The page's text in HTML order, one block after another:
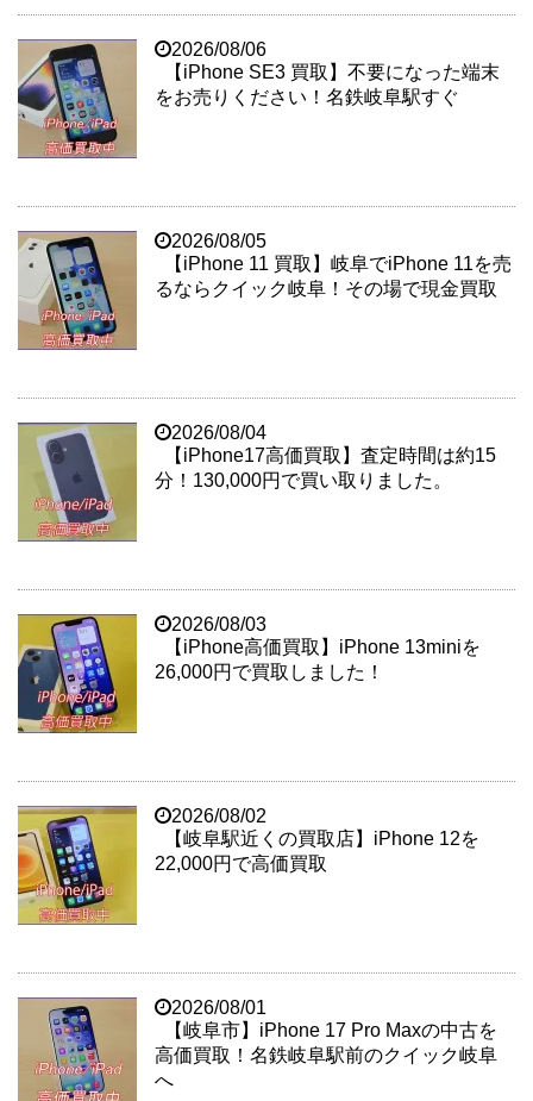
2026/08/06
【iPhone SE3 買取】不要になった端末
をお売りください！名鉄岐阜駅すぐ
2026/08/05
【iPhone 11 買取】岐阜でiPhone 11を売
るならクイック岐阜！その場で現金買取
2026/08/04
【iPhone17高価買取】査定時間は約15
分！130,000円で買い取りました。
2026/08/03
【iPhone高価買取】iPhone 13miniを
26,000円で買取しました！
2026/08/02
【岐阜駅近くの買取店】iPhone 12を
22,000円で高価買取
2026/08/01
【岐阜市】iPhone 17 Pro Maxの中古を
高価買取！名鉄岐阜駅前のクイック岐阜
へ